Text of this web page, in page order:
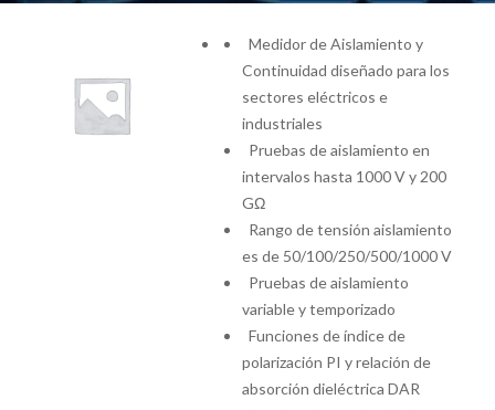
Medidor de Aislamiento y
Continuidad diseñado para los
sectores eléctricos e
industriales
Pruebas de aislamiento en
intervalos hasta 1000 V y 200
GΩ
Rango de tensión aislamiento
es de 50/100/250/500/1000 V
Pruebas de aislamiento
variable y temporizado
Funciones de índice de
polarización PI y relación de
absorción dieléctrica DAR